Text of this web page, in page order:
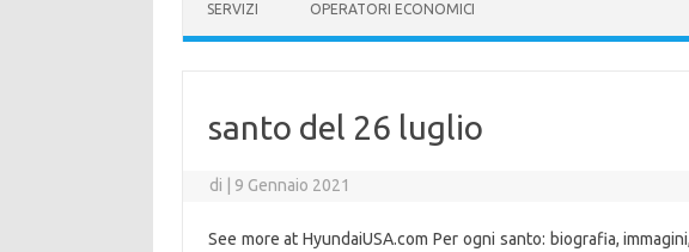
SERVIZI OPERATORI ECONOMICI
santo del 26 luglio
di 9 Gennaio 2021
See more at HyundaiUSA.com Per ogni santo: biografia,